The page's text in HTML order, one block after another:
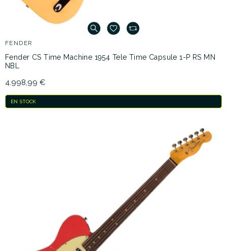
FENDER
Fender CS Time Machine 1954 Tele Time Capsule 1-P RS MN
NBL
4.998,99 €
EN STOCK